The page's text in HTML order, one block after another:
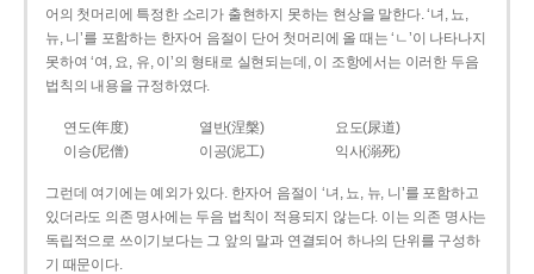
어의 첫머리에 특정한 소리가 출현하지 못하는 현상을 말한다. ‘녀, 뇨,
뉴, 니’를 포함하는 한자어 음절이 단어 첫머리에 올 때는 ‘ㄴ’이 나타나지
못하여 ‘여, 요, 유, 이’의 형태로 실현되는데, 이 조항에서는 이러한 두음
법칙의 내용을 규정하였다.
연도(年度) 열반(涅槃)
요도(尿道)
이승(尼僧)
이공(泥工) 익사(溺死)
그런데 여기에는 예외가 있다. 한자어 음절이 ‘녀, 뇨, 뉴, 니’를 포함하고
있더라도 의존 명사에는 두음 법칙이 적용되지 않는다. 이는 의존 명사는
독립적으로 쓰이기보다는 그 앞의 말과 연결되어 하나의 단위를 구성하
기 때문이다.